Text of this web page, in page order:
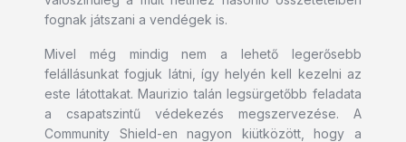
fognak játszani a vendégek is.
Mivel még mindig nem a lehető legerősebb
felállásunkat fogjuk látni, így helyén kell kezelni az
este látottakat. Maurizio talán legsürgetőbb feladata
a csapatszintű védekezés megszervezése. A
Community Shield-en nagyon kiütközött, hogy a